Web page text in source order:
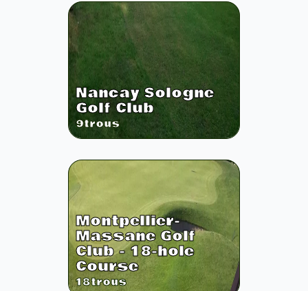
Nancay Sologne
Golf Club
9trous
Montpellier-
Massane Golf
Club - 18-hole
Course
18trous